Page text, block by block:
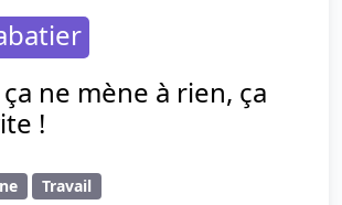
ne mène à rien, ça
!
Travail